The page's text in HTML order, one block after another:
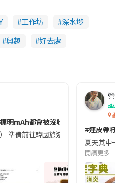
工作坊
深水埗
興趣 好去處
明mAh都會被沒收😱出發前切記檢查
） 準備前往韓國旅遊的民眾，近期要
營養
香港
#連皮帶籽
夏天其中一
閱讀更多